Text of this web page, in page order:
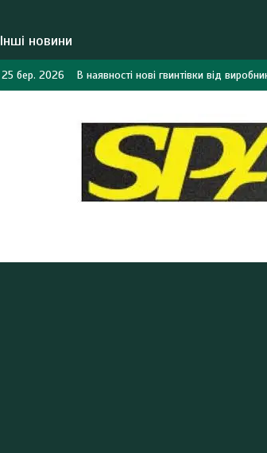
Інші новини
25 бер. 2026 В наявності нові гвинтівки від